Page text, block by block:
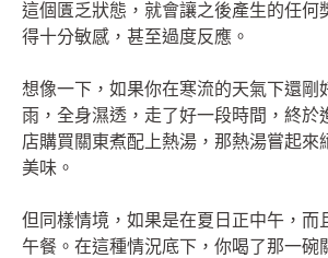
這個匱乏狀態，就會讓之後產生的任何
得十分敏感，甚至過度反應。
想像一下，如果你在寒流的天氣下還剛
雨，全身濕透，走了好一段時間，終於
店購買關東煮配上熱湯，那熱湯嘗起來
美味。
但同樣情境，如果是在夏日正中午，而
午餐。在這種情況底下，你喝了那一碗